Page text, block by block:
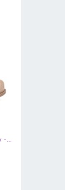
Seastar Beige Stiefel Wildleder Cowboy -Stiefel